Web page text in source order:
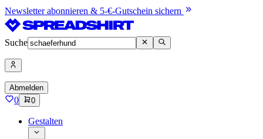
Newsletter abonnieren & 5-€-Gutschein sichern
Suche
Abmelden
0 0
Gestalten